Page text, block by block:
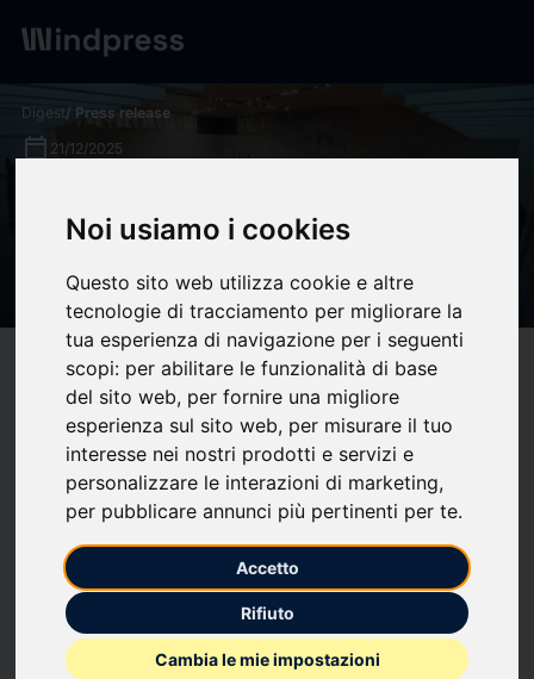
Noi usiamo i cookies
Questo sito web utilizza cookie e altre
tecnologie di tracciamento per migliorare la
tua esperienza di navigazione per i seguenti
scopi: per abilitare le funzionalità di base
del sito web, per fornire una migliore
esperienza sul sito web, per misurare il tuo
interesse nei nostri prodotti e servizi e
personalizzare le interazioni di marketing,
per pubblicare annunci più pertinenti per te.
Accetto
Rifiuto
Cambia le mie impostazioni
Digest/ Press release
calendar_today 21/12/2025
6 claves para entender los
resultados electorales de
Extremadura - NITID
Compatibility help
bookmark_borderupload Share
1. El Partido Popular gana las elecciones, pero no logra su
objetivo de mayoría absoluta
El Partido Popular se impone con claridad y consolida su
posición como primera fuerza política en Extremadura,
situándose por delante del bloque de izquierdas. No obstante,
el resultado queda por debajo de su objetivo estratégico: la
mayoría absoluta. El avance respecto a 2023 es mínimo, lo